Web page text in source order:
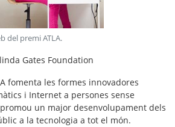
del premi ATLA.
Gates Foundation
fomenta les formes innovadores
i Internet a persones sense
un major desenvolupament dels
a la tecnologia a tot el món.